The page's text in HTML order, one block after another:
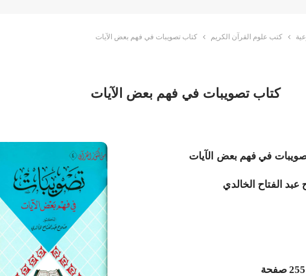
كتب علوم القرآن الكريم كتاب تصويبات في فهم بعض الآيات
كتاب تصويبات في فهم بعض الآيات
في فهم بعض الآيات
الفتاح الخالدي